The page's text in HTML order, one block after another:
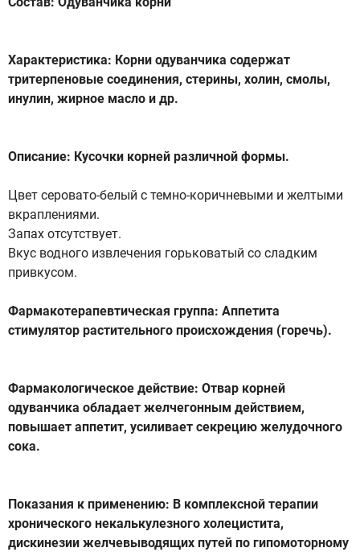
Характеристика: Корни одуванчика содержат
тритерпеновые соединения, стерины, холин, смолы,
инулин, жирное масло и др.
Описание: Кусочки корней различной формы.
Цвет серовато-белый с темно-коричневыми и желтыми
вкраплениями.
Запах отсутствует.
Вкус водного извлечения горьковатый со сладким
привкусом.
Фармакотерапевтическая группа: Аппетита
стимулятор растительного происхождения (горечь).
Фармакологическое действие: Отвар корней
одуванчика обладает желчегонным действием,
повышает аппетит, усиливает секрецию желудочного
сока.
Показания к применению: В комплексной терапии
хронического некалькулезного холецистита,
дискинезии желчевыводящих путей по гипомоторному